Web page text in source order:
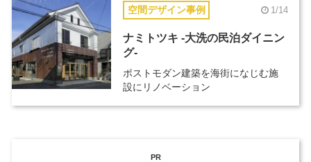
空間デザイン事例 1/14
ナミトツキ -大洗の民泊ダイニン
グ-
ポストモダン建築を海街になじむ施
設にリノベーション
PR